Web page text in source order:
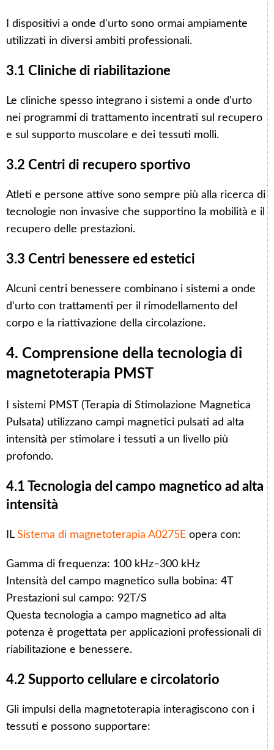
I dispositivi a onde d'urto sono ormai ampiamente
utilizzati in diversi ambiti professionali.
3.1 Cliniche di riabilitazione
Le cliniche spesso integrano i sistemi a onde d'urto
nei programmi di trattamento incentrati sul recupero
e sul supporto muscolare e dei tessuti molli.
3.2 Centri di recupero sportivo
Atleti e persone attive sono sempre più alla ricerca di
tecnologie non invasive che supportino la mobilità e il
recupero delle prestazioni.
3.3 Centri benessere ed estetici
Alcuni centri benessere combinano i sistemi a onde
d'urto con trattamenti per il rimodellamento del
corpo e la riattivazione della circolazione.
4. Comprensione della tecnologia di
magnetoterapia PMST
I sistemi PMST (Terapia di Stimolazione Magnetica
Pulsata) utilizzano campi magnetici pulsati ad alta
intensità per stimolare i tessuti a un livello più
profondo.
4.1 Tecnologia del campo magnetico ad alta
intensità
IL Sistema di magnetoterapia A0275E opera con:
Gamma di frequenza: 100 kHz–300 kHz
Intensità del campo magnetico sulla bobina: 4T
Prestazioni sul campo: 92T/S
Questa tecnologia a campo magnetico ad alta
potenza è progettata per applicazioni professionali di
riabilitazione e benessere.
4.2 Supporto cellulare e circolatorio
Gli impulsi della magnetoterapia interagiscono con i
tessuti e possono supportare: